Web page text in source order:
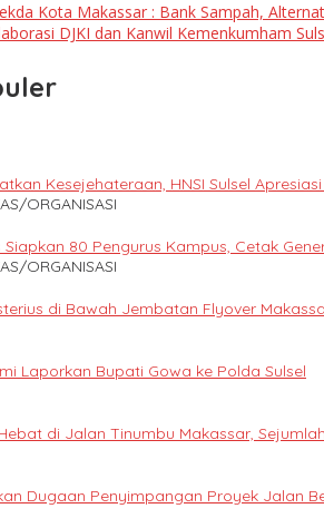
Kota Makassar : Bank Sampah,
DJKI dan Kanwil Kemenkumham
Kesejehateraan, HNSI Sulsel
ORGANISASI
Siapkan 80 Pengurus Kampus, Cetak
ORGANISASI
di Bawah Jembatan Flyover
Laporkan Bupati Gowa ke Polda Sulsel
di Jalan Tinumbu Makassar,
Dugaan Penyimpangan Proyek Jalan